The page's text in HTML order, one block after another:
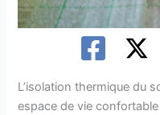
L’isolation thermique du
espace de vie